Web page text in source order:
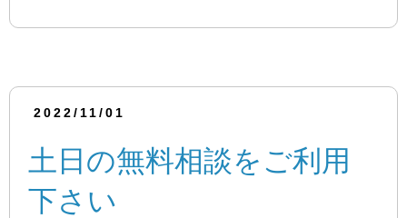
2022/11/01
土日の無料相談をご利用
下さい